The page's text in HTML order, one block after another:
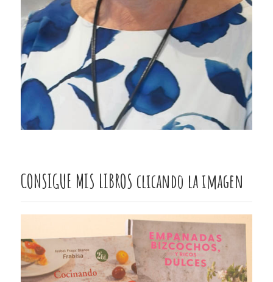
CONSIGUE MIS LIBROS clicando la imagen